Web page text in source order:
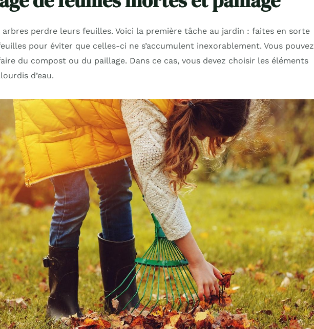
arbres perdre leurs feuilles. Voici la première tâche au jardin : faites en sorte
pour éviter que celles-ci ne s’accumulent inexorablement. Vous pouvez
du compost ou du paillage. Dans ce cas, vous devez choisir les éléments
d’eau.